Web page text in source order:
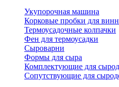
Укупорочная машина
Корковые пробки для
Термоусадочные колпачки
Фен для термоусадки
Сыроварни
Формы для сыра
Комплектующие для
Сопутствующие для